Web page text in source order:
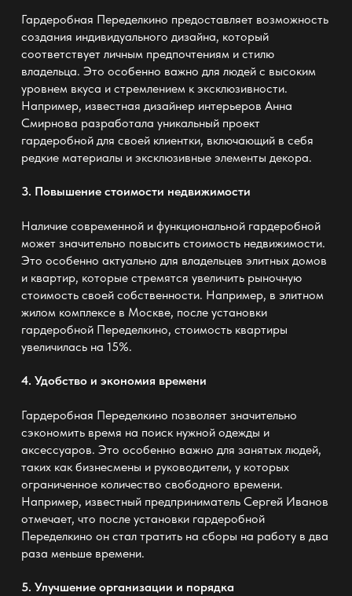
Гардеробная Переделкино предоставляет возможность
создания индивидуального дизайна, который
соответствует личным предпочтениям и стилю
владельца. Это особенно важно для людей с высоким
уровнем вкуса и стремлением к эксклюзивности.
Например, известная дизайнер интерьеров Анна
Смирнова разработала уникальный проект
гардеробной для своей клиентки, включающий в себя
редкие материалы и эксклюзивные элементы декора.
3. Повышение стоимости недвижимости
Наличие современной и функциональной гардеробной
может значительно повысить стоимость недвижимости.
Это особенно актуально для владельцев элитных домов
и квартир, которые стремятся увеличить рыночную
стоимость своей собственности. Например, в элитном
жилом комплексе в Москве, после установки
гардеробной Переделкино, стоимость квартиры
увеличилась на 15%.
4. Удобство и экономия времени
Гардеробная Переделкино позволяет значительно
сэкономить время на поиск нужной одежды и
аксессуаров. Это особенно важно для занятых людей,
таких как бизнесмены и руководители, у которых
ограниченное количество свободного времени.
Например, известный предприниматель Сергей Иванов
отмечает, что после установки гардеробной
Переделкино он стал тратить на сборы на работу в два
раза меньше времени.
5. Улучшение организации и порядка